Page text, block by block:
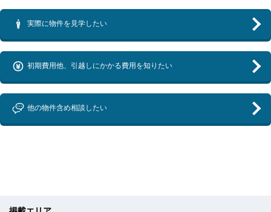
実際に物件を見学したい
初期費用他、引越しにかかる費用を知りたい
他の物件含め相談したい